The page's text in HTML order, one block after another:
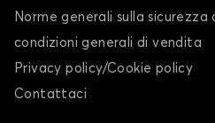
Norme generali sulla
condizioni generali di vendita
Privacy policy/Cookie policy
Contattaci